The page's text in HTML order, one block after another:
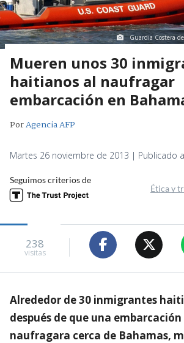
Guardia Costera
Mueren unos 30
haitianos al naufragar
embarcación en
PorAgencia AFP
Martes 26 noviembre de 2013 | Publicado
Seguimos criterios de
Ética y
238
visitas
Alrededor de 30 inmigrantes
después de que una
naufragara cerca de Bahamas,